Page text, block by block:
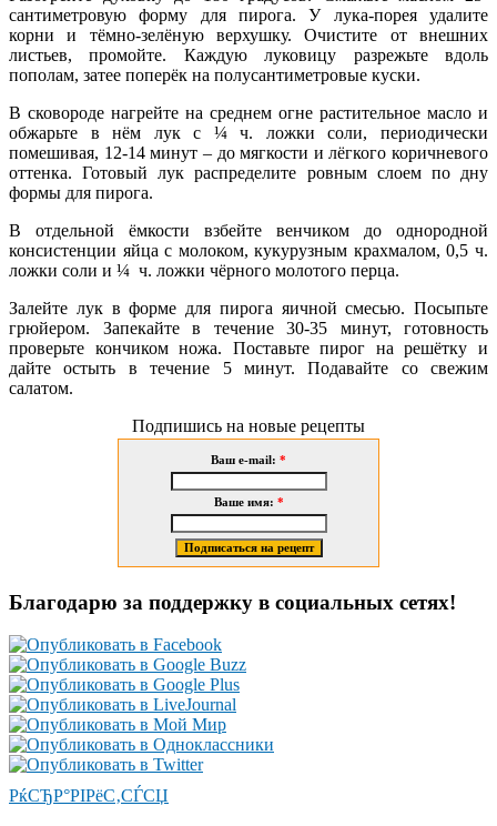
сантиметровую форму для пирога. У лука-порея удалите
корни и тёмно-зелёную верхушку. Очистите от внешних
листьев, промойте. Каждую луковицу разрежьте вдоль
пополам, затее поперёк на полусантиметровые куски.
В сковороде нагрейте на среднем огне растительное масло и
обжарьте в нём лук с ¼ ч. ложки соли, периодически
помешивая, 12-14 минут – до мягкости и лёгкого коричневого
оттенка. Готовый лук распределите ровным слоем по дну
формы для пирога.
В отдельной ёмкости взбейте венчиком до однородной
консистенции яйца с молоком, кукурузным крахмалом, 0,5 ч.
ложки соли и ¼ ч. ложки чёрного молотого перца.
Залейте лук в форме для пирога яичной смесью. Посыпьте
грюйером. Запекайте в течение 30-35 минут, готовность
проверьте кончиком ножа. Поставьте пирог на решётку и
дайте остыть в течение 5 минут. Подавайте со свежим
салатом.
Подпишись на новые рецепты
Ваш e-mail: *
Ваше имя: *
Благодарю за поддержку в социальных сетях!
РќСЂР°РІРёС‚СЃСЏ